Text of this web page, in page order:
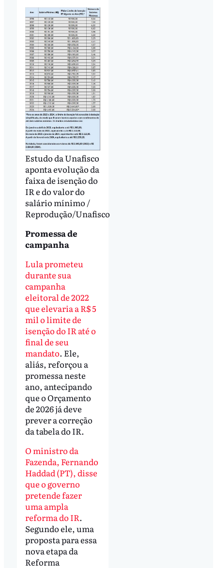
Estudo da Unafisco
aponta evolução da
faixa de isenção do
IR e do valor do
salário mínimo /
Reprodução/Unafisco
Promessa de
campanha
Lula prometeu
durante sua
campanha
eleitoral de 2022
que elevaria a R$ 5
mil o limite de
isenção do IR até o
final de seu
mandato. Ele,
aliás, reforçou a
promessa neste
ano, antecipando
que o Orçamento
de 2026 já deve
prever a correção
da tabela do IR.
O ministro da
Fazenda, Fernando
Haddad (PT), disse
que o governo
pretende fazer
uma ampla
reforma do IR.
Segundo ele, uma
proposta para essa
nova etapa da
Reforma